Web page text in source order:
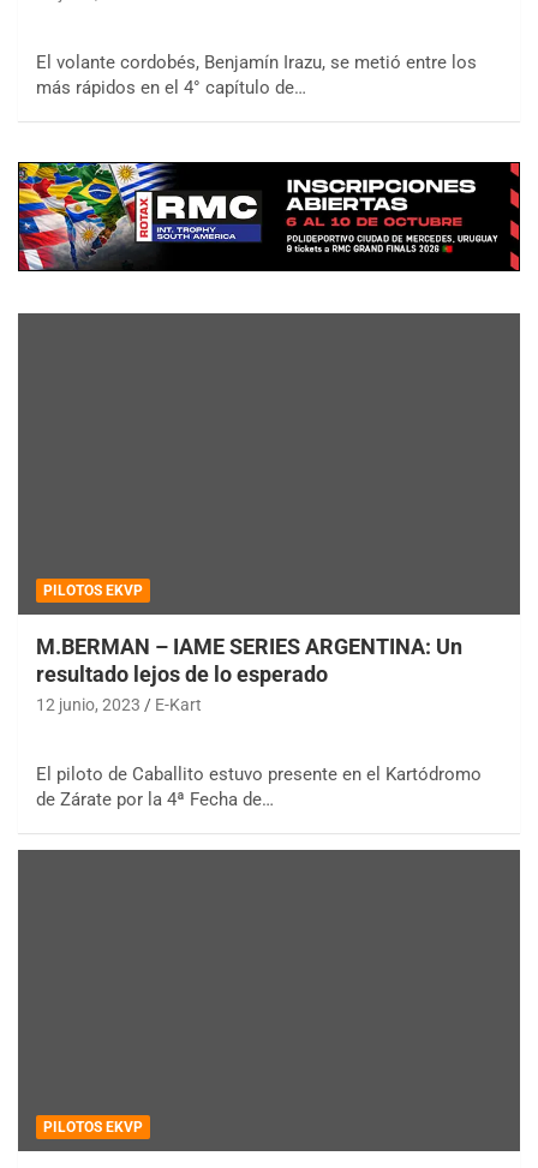
El volante cordobés, Benjamín Irazu, se metió entre los
más rápidos en el 4° capítulo de…
PILOTOS EKVP
M.BERMAN – IAME SERIES ARGENTINA: Un
resultado lejos de lo esperado
12 junio, 2023 E-Kart
El piloto de Caballito estuvo presente en el Kartódromo
de Zárate por la 4ª Fecha de…
PILOTOS EKVP